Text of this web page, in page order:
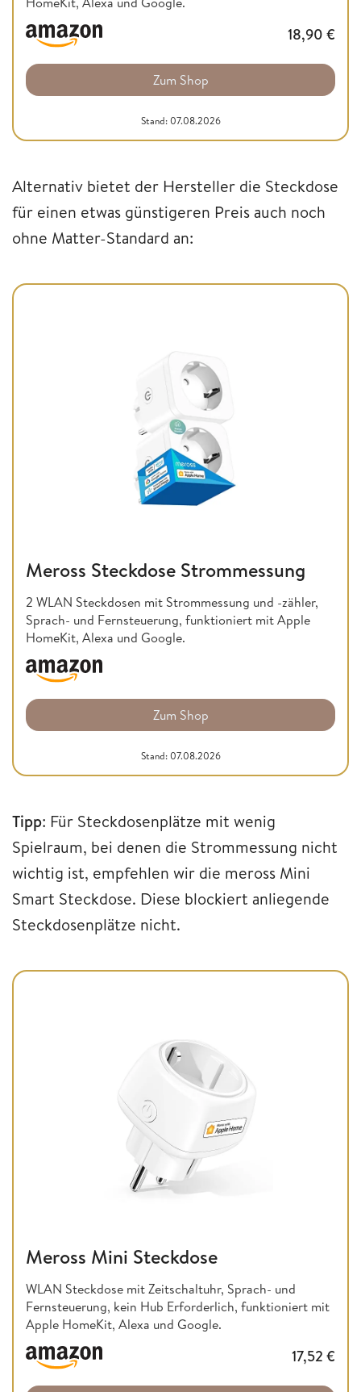
18,90 €
Zum Shop
Stand: 07.08.2026
Alternativ bietet der Hersteller die Steckdose
für einen etwas günstigeren Preis auch noch
ohne Matter-Standard an:
Meross Steckdose Strommessung
2 WLAN Steckdosen mit Strommessung und -zähler,
Sprach- und Fernsteuerung, funktioniert mit Apple
HomeKit, Alexa und Google.
Zum Shop
Stand: 07.08.2026
Tipp: Für Steckdosenplätze mit wenig
Spielraum, bei denen die Strommessung nicht
wichtig ist, empfehlen wir die meross Mini
Smart Steckdose. Diese blockiert anliegende
Steckdosenplätze nicht.
Meross Mini Steckdose
WLAN Steckdose mit Zeitschaltuhr, Sprach- und
Fernsteuerung, kein Hub Erforderlich, funktioniert mit
Apple HomeKit, Alexa und Google.
17,52 €